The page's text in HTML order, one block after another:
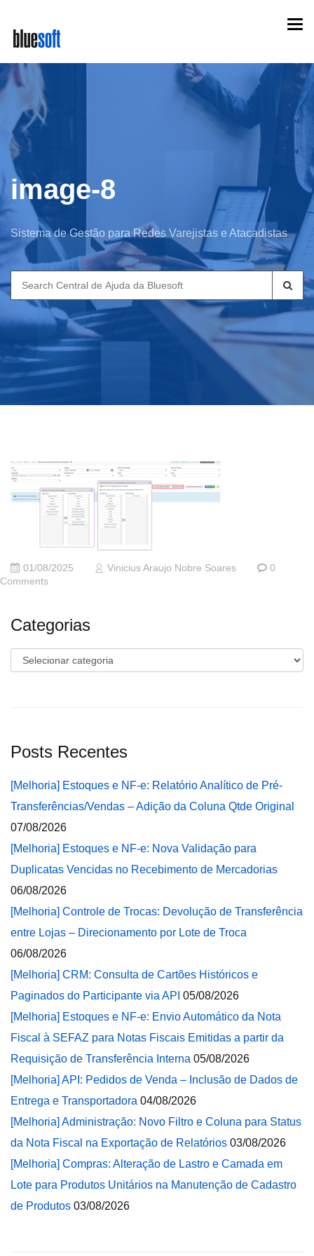
main
content
image-8
Sistema de Gestão para Redes Varejistas e Atacadistas
Search
for:
01/08/2025 Vinicius Araujo Nobre Soares
0
Comments
Categorias
Categorias
Posts Recentes
[Melhoria] Estoques e NF-e: Relatório Analítico de Pré-
Transferências/Vendas – Adição da Coluna Qtde Original
07/08/2026
[Melhoria] Estoques e NF-e: Nova Validação para
Duplicatas Vencidas no Recebimento de Mercadorias
06/08/2026
[Melhoria] Controle de Trocas: Devolução de Transferência
entre Lojas – Direcionamento por Lote de Troca
06/08/2026
[Melhoria] CRM: Consulta de Cartões Históricos e
Paginados do Participante via API 05/08/2026
[Melhoria] Estoques e NF-e: Envio Automático da Nota
Fiscal à SEFAZ para Notas Fiscais Emitidas a partir da
Requisição de Transferência Interna 05/08/2026
[Melhoria] API: Pedidos de Venda – Inclusão de Dados de
Entrega e Transportadora 04/08/2026
[Melhoria] Administração: Novo Filtro e Coluna para Status
da Nota Fiscal na Exportação de Relatórios 03/08/2026
[Melhoria] Compras: Alteração de Lastro e Camada em
Lote para Produtos Unitários na Manutenção de Cadastro
de Produtos 03/08/2026